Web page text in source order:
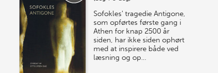
Sofokles' tragedie Antigone,
som opførtes første gang i
Athen for knap 2500 år
siden, har ikke siden op­hørt
med at inspirere både ved
læsning og op­…